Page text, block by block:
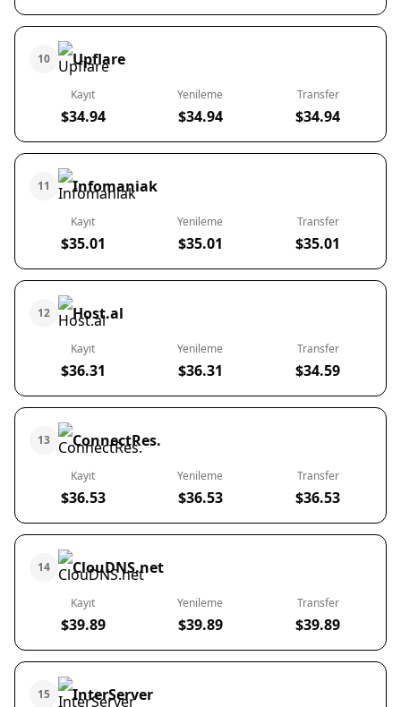
10 Upflare
Kayıt
$34.94
Yenileme
$34.94
Transfer
$34.94
11 Infomaniak
Kayıt
$35.01
Yenileme
$35.01
Transfer
$35.01
12 Host.al
Kayıt
$36.31
Yenileme
$36.31
Transfer
$34.59
13 ConnectRes.
Kayıt
$36.53
Yenileme
$36.53
Transfer
$36.53
14 ClouDNS.net
Kayıt
$39.89
Yenileme
$39.89
Transfer
$39.89
15 InterServer